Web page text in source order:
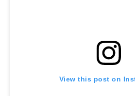
View this post on